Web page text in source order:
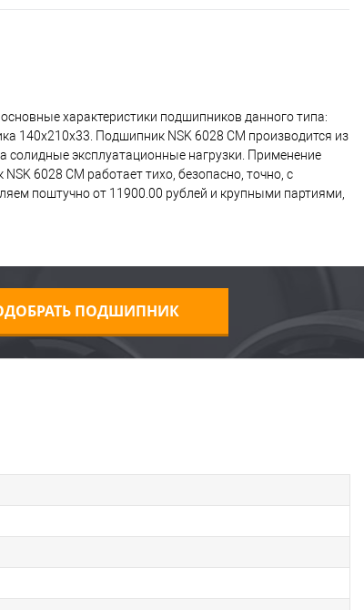
характеристики подшипников данного типа:
140x210x33. Подшипник NSK 6028 CM производится из
солидные эксплуатационные нагрузки. Применение
6028 CM работает тихо, безопасно, точно, с
поштучно от 11900.00 рублей и крупными партиями,
ПОДШИПНИК